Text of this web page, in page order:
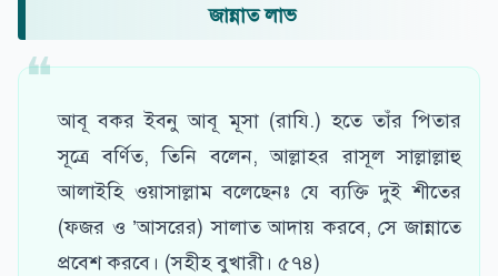
জান্নাত লাভ
আবূ বকর ইবনু আবূ মূসা (রাযি.) হতে তাঁর পিতার
সূত্রে বর্ণিত, তিনি বলেন, আল্লাহর রাসূল সাল্লাল্লাহু
আলাইহি ওয়াসাল্লাম বলেছেনঃ যে ব্যক্তি দুই শীতের
(ফজর ও ’আসরের) সালাত আদায় করবে, সে জান্নাতে
প্রবেশ করবে। (সহীহ বুখারী। ৫৭৪)